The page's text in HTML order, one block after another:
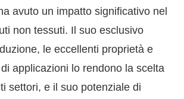
avuto un impatto significativo nel
non tessuti. Il suo esclusivo
le eccellenti proprietà e
applicazioni lo rendono la scelta
settori, e il suo potenziale di